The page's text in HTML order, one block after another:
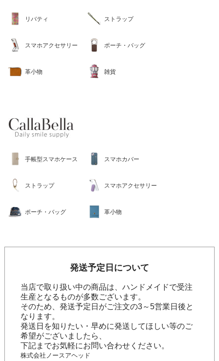
リバティ ストラップ
スマホアクセサリー ポーチ・バッグ
革小物 雑貨
手帳型スマホケース スマホカバー
ストラップ スマホアクセサリー
ポーチ・バッグ 革小物
発送予定日について
当店で取り扱い中の商品は、ハンドメイドで受注
生産となるものが多数ございます。
そのため、発送予定日がご注文の3～5営業日後と
なります。
発送日を知りたい・早めに発送してほしい等のご
希望がございましたら、
下記までお気軽にお問い合わせください。
株式会社ノースアヘッド